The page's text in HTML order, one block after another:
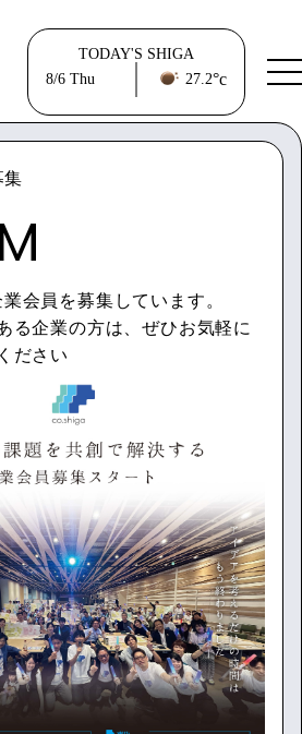
TODAY'S SHIGA
8/6 Thu 27.2°c
集
会員を募集しています。
る企業の方は、ぜひお気軽に
ださい